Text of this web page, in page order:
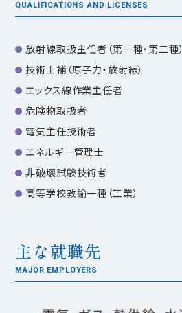
QUALIFICATIONS AND LICENSES
放射線取扱主任者（第一種・第二種）
技術士補（原子力・放射線）
エックス線作業主任者
危険物取扱者
電気主任技術者
エネルギー管理士
非破壊試験技術者
高等学校教諭一種（工業）
主な就職先
MAJOR EMPLOYERS